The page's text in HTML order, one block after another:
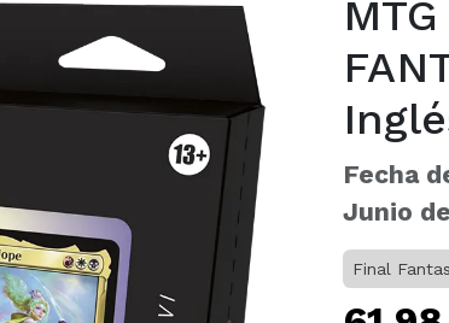
Fecha
Junio
Final